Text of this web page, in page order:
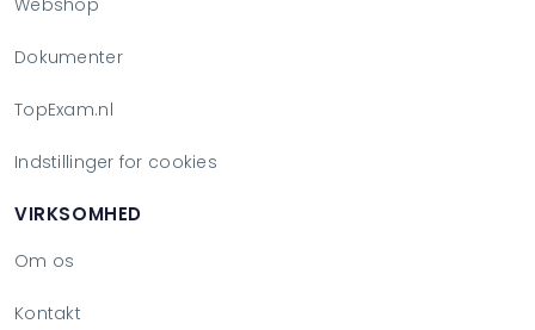
Webshop
Dokumenter
TopExam.nl
Indstillinger for cookies
VIRKSOMHED
Om os
Kontakt